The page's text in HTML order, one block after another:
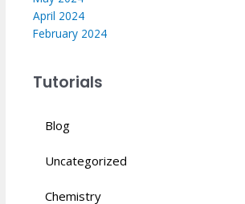
April 2024
February 2024
Tutorials
Blog
Uncategorized
Chemistry